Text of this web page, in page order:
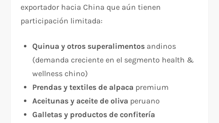
exportador hacia China que aún tienen
participación limitada:
Quinua y otros superalimentos andinos
(demanda creciente en el segmento health &
wellness chino)
Prendas y textiles de alpaca premium
Aceitunas y aceite de oliva peruano
Galletas y productos de confitería